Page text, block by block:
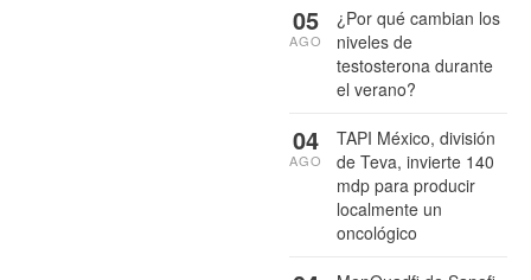
¿Por qué cambian los
niveles de
testosterona durante
el verano?
05
AGO
TAPI México, división
de Teva, invierte 140
mdp para producir
localmente un
oncológico
04
AGO